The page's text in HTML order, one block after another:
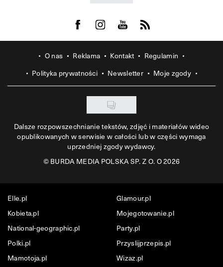
Visit us on Facebook
Visit us on Instagram
Visit us on Youtube
Visit us on Rss
O nas Reklama Kontakt
Regulamin
Polityka prywatności
Newsletter Moje zgody
Dalsze rozpowszechnianie tekstów, zdjęć i materiałów wideo
opublikowanych w serwisie w całości lub w części wymaga
uprzedniej zgody wydawcy.
©BURDA MEDIA POLSKA SP. Z O. O 2026
Elle.pl
Glamour.pl
Kobieta.pl
Mojegotowanie.pl
National-geographic.pl
Party.pl
Polki.pl
Przyslijprzepis.pl
Mamotoja.pl
Wizaz.pl